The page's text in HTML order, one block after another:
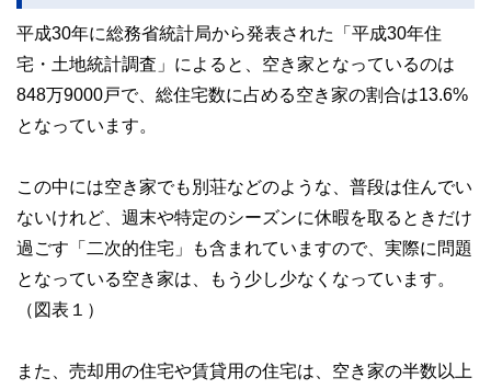
平成30年に総務省統計局から発表された「平成30年住
宅・土地統計調査」によると、空き家となっているのは
848万9000戸で、総住宅数に占める空き家の割合は13.6%
となっています。
この中には空き家でも別荘などのような、普段は住んでい
ないけれど、週末や特定のシーズンに休暇を取るときだけ
過ごす「二次的住宅」も含まれていますので、実際に問題
となっている空き家は、もう少し少なくなっています。
（図表１）
また、売却用の住宅や賃貸用の住宅は、空き家の半数以上